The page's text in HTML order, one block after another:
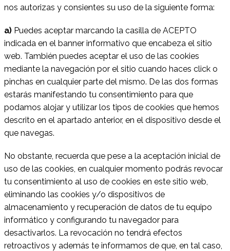
nos autorizas y consientes su uso de la siguiente forma:
a) Puedes aceptar marcando la casilla de ACEPTO
indicada en el banner informativo que encabeza el sitio
web. También puedes aceptar el uso de las cookies
mediante la navegación por el sitio cuando haces click o
pinchas en cualquier parte del mismo. De las dos formas
estarás manifestando tu consentimiento para que
podamos alojar y utilizar los tipos de cookies que hemos
descrito en el apartado anterior, en el dispositivo desde el
que navegas.
No obstante, recuerda que pese a la aceptación inicial de
uso de las cookies, en cualquier momento podrás revocar
tu consentimiento al uso de cookies en este sitio web,
eliminando las cookies y/o dispositivos de
almacenamiento y recuperación de datos de tu equipo
informático y configurando tu navegador para
desactivarlos. La revocación no tendrá efectos
retroactivos y además te informamos de que, en tal caso,